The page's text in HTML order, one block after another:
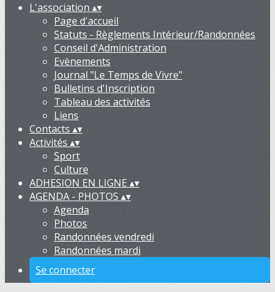
L'association ▴▾
Page d'accueil
Statuts - Règlements Intérieur/Randonnées
Conseil d'Administration
Evènements
Journal "Le Temps de Vivre"
Bulletins d'Inscription
Tableau des activités
Liens
Contacts ▴▾
Activités ▴▾
Sport
Culture
ADHESION EN LIGNE▴▾
AGENDA - PHOTOS ▴▾
Agenda
Photos
Randonnées vendredi
Randonnées mardi
Se connecter